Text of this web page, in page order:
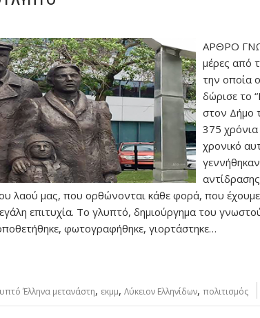
ΑΡΘΡΟ
μέρες από
την οποία
δώρισε το
στον Δήμο
375
χρονικό
λαού μας, που ορθώνονται κάθε φορά, που
επιτυχία. Το γλυπτό, δημιούργημα του
φωτογραφήθηκε, γιορτάστηκε…
Έλληνα μετανάστη, εκμμ, Λύκειον Ελληνίδων, πολιτισμός